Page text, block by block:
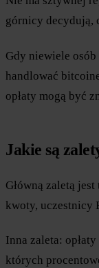
górnicy decydują,
Gdy niewiele
handlować
opłaty mogą być
Jakie są
Główną zaletą
kwoty, uczestnicy
Inna zaleta:
których